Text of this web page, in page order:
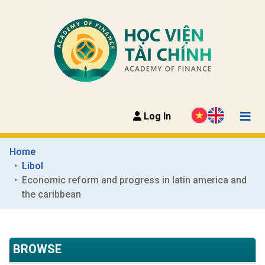
Log In
Home
Libol
Economic reform and progress in latin america and
the caribbean
BROWSE